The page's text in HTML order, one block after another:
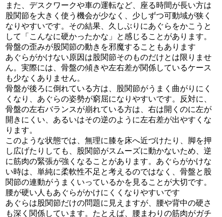
また、デスクワークや車の運転など、座る時間が長い方は
股関節を大きく使う機会が少なく、少しずつ可動域が狭く
なりやすいです。その結果、久しぶりにあぐらをかこうと
して「こんなに硬かったかな」と感じることがあります。
骨盤の歪みが股関節の動きを邪魔することもあります
あぐらがかけない原因は股関節そのものだけとは限りませ
ん。実際には、骨盤の傾きや左右差が関係しているケース
も少なくありません。
骨盤が後ろに倒れている方は、股関節がうまく曲がりにく
くなり、あぐらの姿勢が窮屈になりやすいです。反対に、
骨盤の左右バランスが崩れている方は、右は開くのに左が
開きにくい、あるいはその逆のように左右差が出やすくな
ります。
このような状態では、無理に膝を床へ近づけたり、脚を押
し広げたりしても、股関節がスムーズに動かないため、逆
に筋肉の緊張が強くなることがあります。あぐらがかけな
い時は、単純に柔軟性不足と考えるのではなく、骨盤と股
関節の連動がうまくいっているかを見ることが大切です。
腰が硬い人もあぐらがかけにくくなりやすいです
あぐらは股関節だけの問題に見えますが、腰や背中の硬さ
も深く関係しています。たとえば、腰まわりの筋肉がガチ